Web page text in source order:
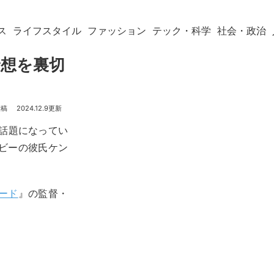
ライフスタイル ファッション テック・科学 社会・政治
を裏切
2024.12.9
題になってい
ーの彼氏ケン
ド 』の監督・